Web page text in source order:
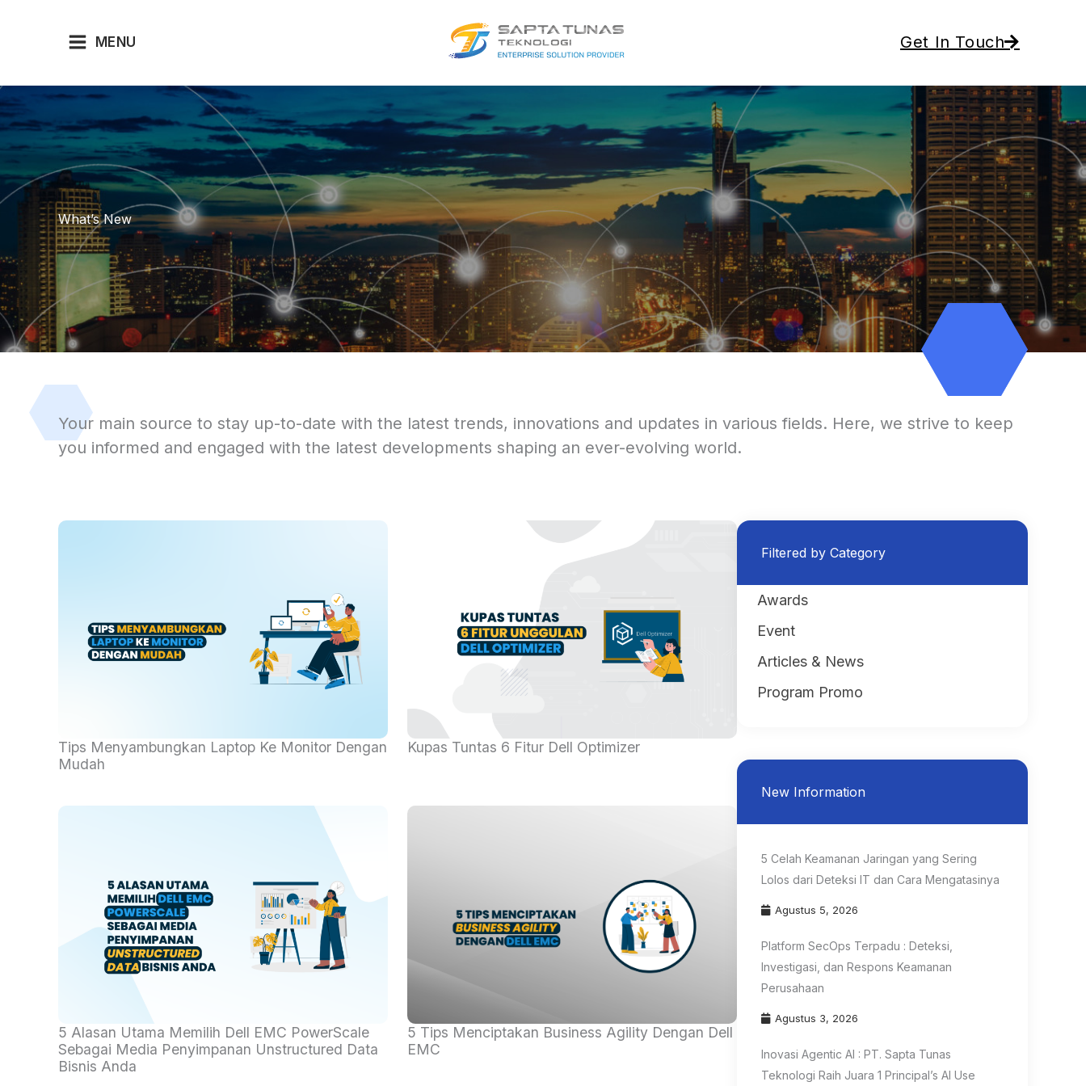
MENU Get In Touch
What’s New
Your main source to stay up-to-date with the latest trends, innovations and updates in various fields. Here, we strive to keep
you informed and engaged with the latest developments shaping an ever-evolving world.
Tips Menyambungkan Laptop Ke Monitor Dengan
Mudah
Anda ke monitor desktop. Menariknya lagi apabila...
Read More
Kupas Tuntas 6 Fitur Dell Optimizer
Era kerja hybrid menuntut peningkatan Anda akan
kinerja yang dipersonalisasi. Maka dari itu perangkat
perlu menjaga kolaborasi dan produktivitas sejalan...
Read More
5 Alasan Utama Memilih Dell EMC PowerScale
Sebagai Media Penyimpanan Unstructured Data
Bisnis Anda
Unstructured data merupakan bentuk data yang
bersifat kualitatif dimana data ini memiliki format yang
tidak terstruktur dan sulit diidentifikasi oleh...
Read More
5 Tips Menciptakan Business Agility Dengan Dell
EMC
kempampuan yang sedang berkembang pada
zamannya. Business agility ini...
Page
Filtered by Category
Awards
Event
Articles & News
Program Promo
New Information
5 Celah Keamanan Jaringan yang Sering
Lolos dari Deteksi IT dan Cara Mengatasinya
Agustus 5, 2026
Platform SecOps Terpadu : Deteksi,
Investigasi, dan Respons Keamanan
Perusahaan
Agustus 3, 2026
Inovasi Agentic AI : PT. Sapta Tunas
Teknologi Raih Juara 1 Principal’s AI Use